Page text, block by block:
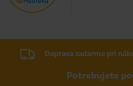
Doprava zadarmo pri
Potrebujete